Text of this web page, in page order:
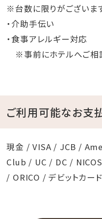
※台数に限りがございま
・介助手伝い
・食事アレルギー対応
※事前にホテルへご相
ご利用可能なお支
現金 / VISA / JCB /
Club / UC / DC /
/ ORICO / デビットカー